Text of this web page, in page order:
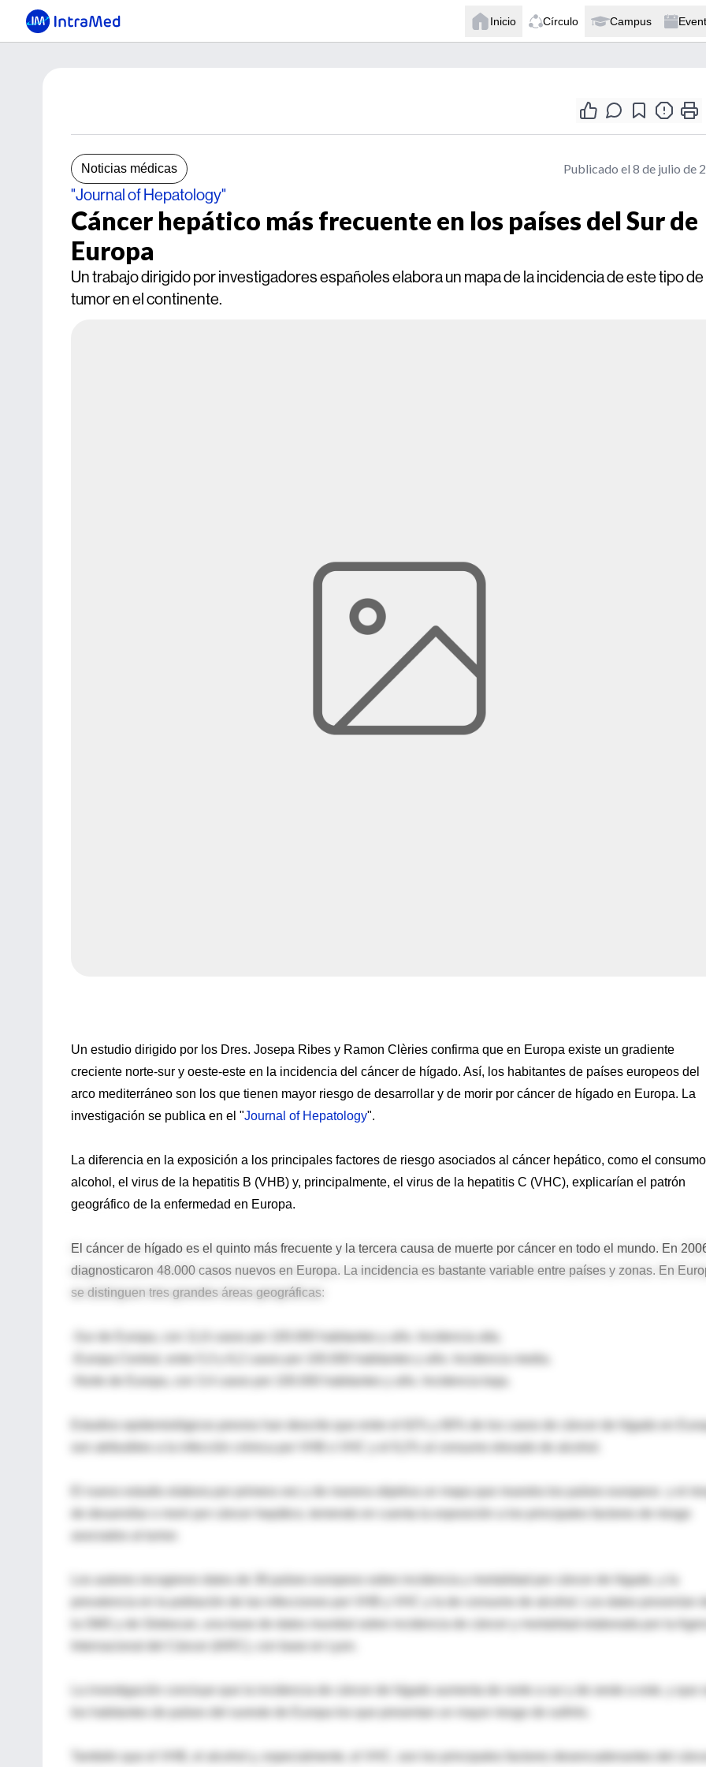
Inicio Círculo Campus
Noticias médicas Publicado el 8 de julio de
"Journal of Hepatology"
Cáncer hepático más frecuente en los países del Sur de
Europa
Un trabajo dirigido por investigadores españoles elabora un mapa de la incidencia de este tipo de
tumor en el continente.
Un estudio dirigido por los Dres. Josepa Ribes y Ramon Clèries confirma que en Europa existe un gradiente
creciente norte-sur y oeste-este en la incidencia del cáncer de hígado. Así, los habitantes de países europeos del
arco mediterráneo son los que tienen mayor riesgo de desarrollar y de morir por cáncer de hígado en Europa. La
investigación se publica en el "Journal of Hepatology".
La diferencia en la exposición a los principales factores de riesgo asociados al cáncer hepático, como el
alcohol, el virus de la hepatitis B (VHB) y, principalmente, el virus de la hepatitis C (VHC), explicarían el patrón
geográfico de la enfermedad en Europa.
El cáncer de hígado es el quinto más frecuente y la tercera causa de muerte por cáncer en todo el mundo. En
diagnosticaron 48.000 casos nuevos en Europa. La incidencia es bastante variable entre países y zonas. En
se distinguen tres grandes áreas geográficas:
-Sur de Europa, con 11,6 casos por 100.000 habitantes y año. Incidencia alta.
-Europa Central, entre 5,3 y 6,2 casos por 100.000 habitantes y año. Incidencia media.
-Norte de Europa, con 3,4 casos por 100.000 habitantes y año. Incidencia baja.
Estudios epidemiológicos previos han descrito que entre el 62% y 80% de los casos de cáncer de hígado en
El nuevo estudio elabora por primera vez y de manera objetiva un mapa que muestra los países europeos y el
de desarrollar o morir por cáncer hepático, teniendo en cuenta la exposición a los principales factores de riesgo
Los autores recogieron datos de 38 países europeos sobre incidencia y mortalidad por cáncer de hígado, y la
la OMS y de Globocan, una base de datos mundial sobre incidencia de cáncer y mortalidad elaborada por la
La investigación concluye que la incidencia de cáncer de hígado aumenta de norte a sur y de oeste a este, y que
los habitantes de países del sureste de Europa los que presentan un mayor riesgo de sufrirlo.